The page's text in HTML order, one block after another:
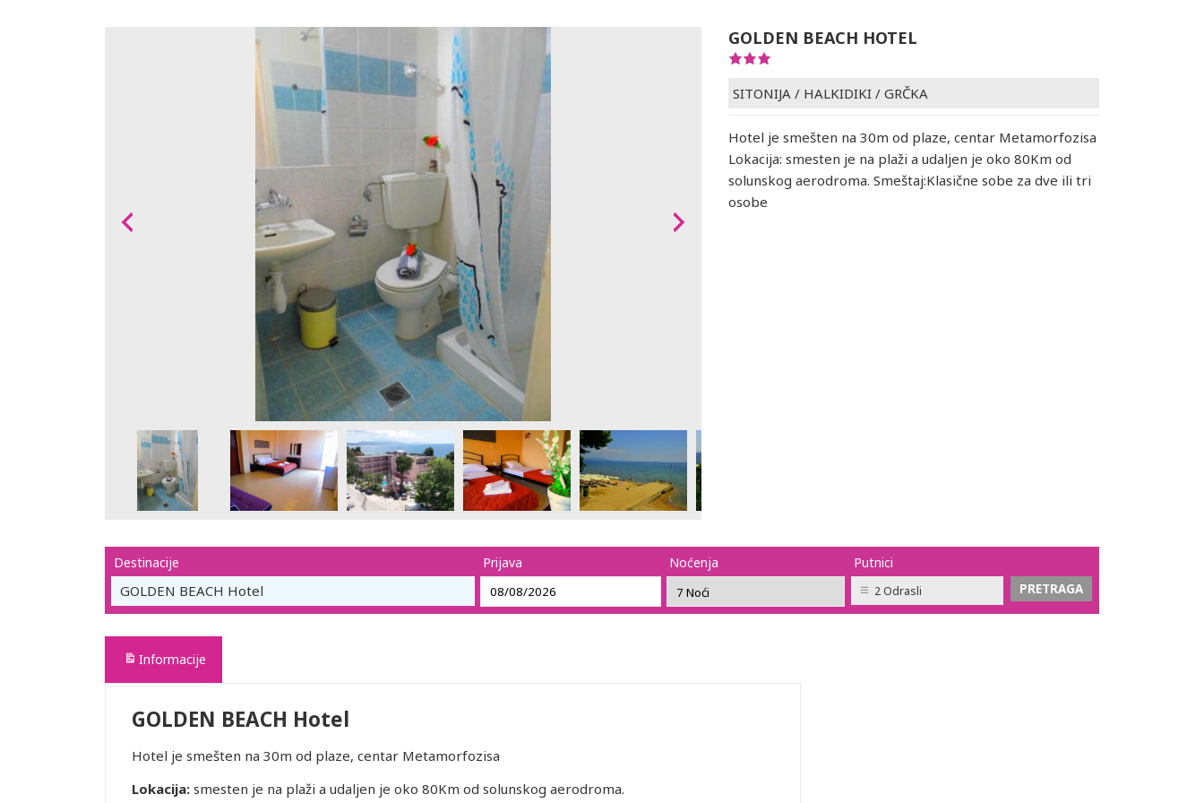
GOLDEN BEACH HOTEL
SITONIJA / HALKIDIKI / GRČKA
Hotel je smešten na 30m od plaze, centar Metamorfozisa
Lokacija: smesten je na plaži a udaljen je oko 80Km od
solunskog aerodroma. Smeštaj:Klasične sobe za dve ili tri
osobe
Destinacije
GOLDEN BEACH Hotel
Prijava Noćenja Putnici
2 Odrasli
Informacije
GOLDEN BEACH Hotel
Hotel je smešten na 30m od plaze, centar Metamorfozisa
Lokacija: smesten je na plaži a udaljen je oko 80Km od solunskog aerodroma.